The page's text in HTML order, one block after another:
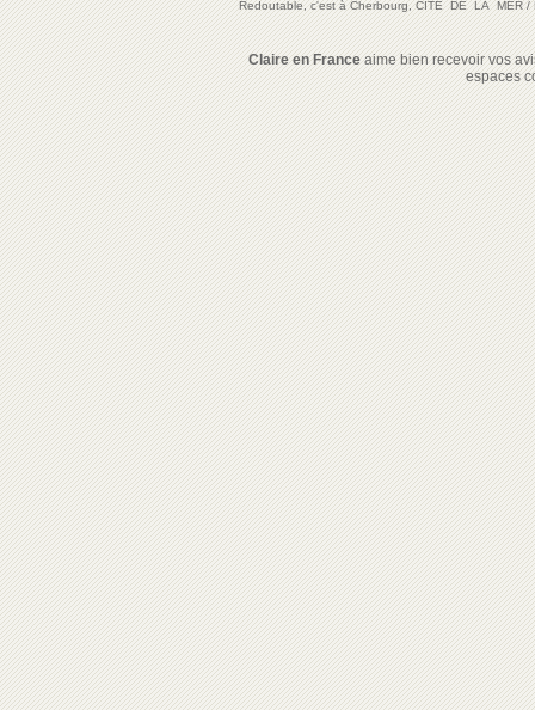
Redoutable, c'est à Cherbourg, CITE DE LA MER/
Claire en Franceaime bien recevoir vos
espaces